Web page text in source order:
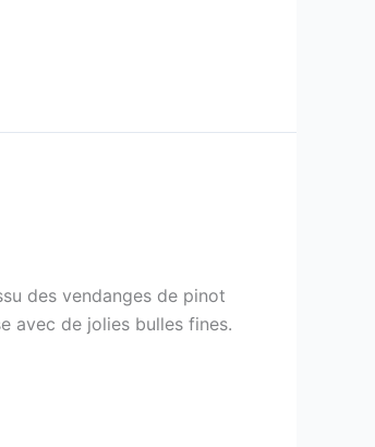
des vendanges de pinot
avec de jolies bulles fines.